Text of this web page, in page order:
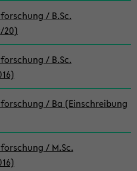
/ B.Sc.
20)
/ B.Sc.
/ Ba (Einschreibung
/ M.Sc.